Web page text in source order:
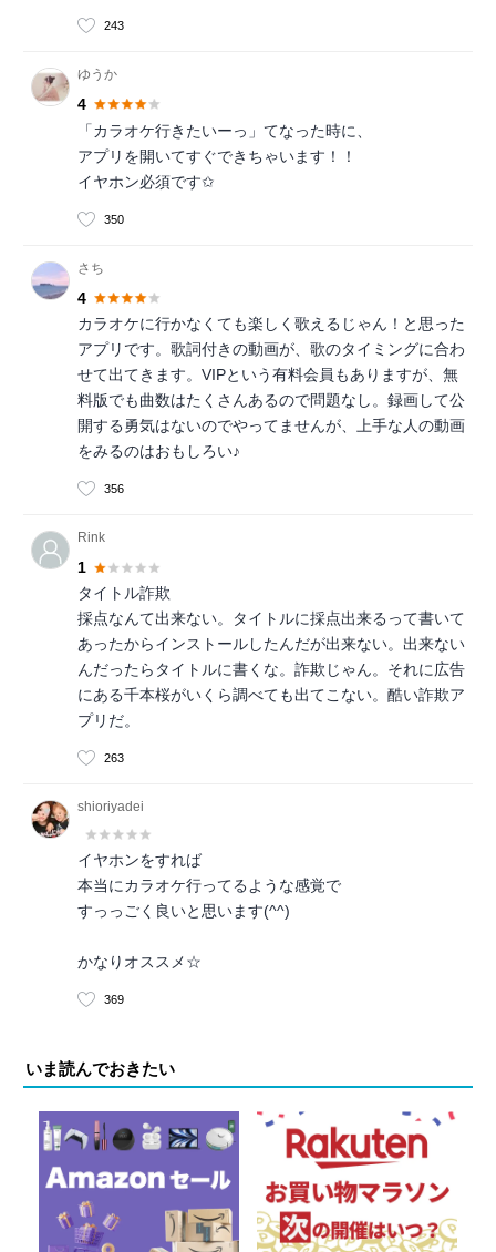
243
ゆうか
4
「カラオケ行きたいーっ」てなった時に、
アプリを開いてすぐできちゃいます！！
イヤホン必須です✩
350
さち
4
カラオケに行かなくても楽しく歌えるじゃん！と思った
アプリです。歌詞付きの動画が、歌のタイミングに合わ
せて出てきます。VIPという有料会員もありますが、無
料版でも曲数はたくさんあるので問題なし。録画して公
開する勇気はないのでやってませんが、上手な人の動画
をみるのはおもしろい♪
356
Rink
1
タイトル詐欺
採点なんて出来ない。タイトルに採点出来るって書いて
あったからインストールしたんだが出来ない。出来ない
んだったらタイトルに書くな。詐欺じゃん。それに広告
にある千本桜がいくら調べても出てこない。酷い詐欺ア
プリだ。
263
shioriyadei
イヤホンをすれば
本当にカラオケ行ってるような感覚で
すっっごく良いと思います(^^)
かなりオススメ☆
369
いま読んでおきたい